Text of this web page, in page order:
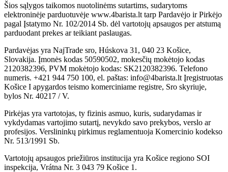
Šios sąlygos taikomos nuotolinėms sutartims, sudarytoms
elektroninėje parduotuvėje www.4barista.lt tarp Pardavėjo ir Pirkėjo
pagal Įstatymo Nr. 102/2014 Sb. dėl vartotojų apsaugos per atstumą
parduodant prekes ar teikiant paslaugas.
Pardavėjas yra NajTrade sro, Húskova 31, 040 23 Košice,
Slovakija. Įmonės kodas 50590502, mokesčių mokėtojo kodas
2120382396, PVM mokėtojo kodas: SK2120382396. Telefono
numeris. +421 944 750 100, el. paštas: info@4barista.lt Įregistruotas
Košice I apygardos teismo komerciniame registre, Sro skyriuje,
bylos Nr. 40217 / V.
Pirkėjas yra vartotojas, ty fizinis asmuo, kuris, sudarydamas ir
vykdydamas vartojimo sutartį, nevykdo savo prekybos, verslo ar
profesijos. Verslininkų pirkimus reglamentuoja Komercinio kodekso
Nr. 513/1991 Sb.
Vartotojų apsaugos priežiūros institucija yra Košice regiono SOI
inspekcija, Vrátna Nr. 3 043 79 Košice 1.